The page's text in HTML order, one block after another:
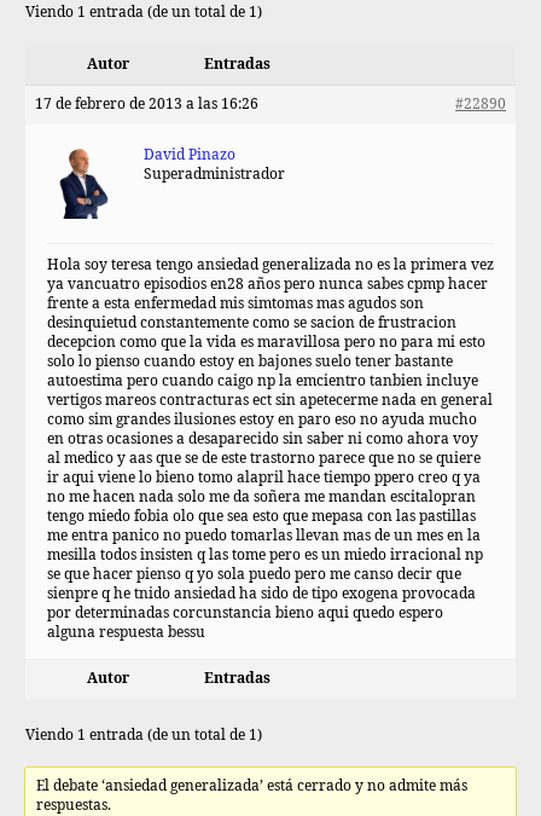
Viendo 1 entrada (de un total de 1)
Autor Entradas
17 de febrero de 2013 a las 16:26 #22890
David Pinazo
Superadministrador
Hola soy teresa tengo ansiedad generalizada no es la primera vez
ya vancuatro episodios en28 años pero nunca sabes cpmp hacer
frente a esta enfermedad mis simtomas mas agudos son
desinquietud constantemente como se sacion de frustracion
decepcion como que la vida es maravillosa pero no para mi esto
solo lo pienso cuando estoy en bajones suelo tener bastante
autoestima pero cuando caigo np la emcientro tanbien incluye
vertigos mareos contracturas ect sin apetecerme nada en general
como sim grandes ilusiones estoy en paro eso no ayuda mucho
en otras ocasiones a desaparecido sin saber ni como ahora voy
al medico y aas que se de este trastorno parece que no se quiere
ir aqui viene lo bieno tomo alapril hace tiempo ppero creo q ya
no me hacen nada solo me da soñera me mandan escitalopran
tengo miedo fobia olo que sea esto que mepasa con las pastillas
me entra panico no puedo tomarlas llevan mas de un mes en la
mesilla todos insisten q las tome pero es un miedo irracional np
se que hacer pienso q yo sola puedo pero me canso decir que
sienpre q he tnido ansiedad ha sido de tipo exogena provocada
por determinadas corcunstancia bieno aqui quedo espero
alguna respuesta bessu
Autor Entradas
Viendo 1 entrada (de un total de 1)
El debate ‘ansiedad generalizada’ está cerrado y no admite más
respuestas.